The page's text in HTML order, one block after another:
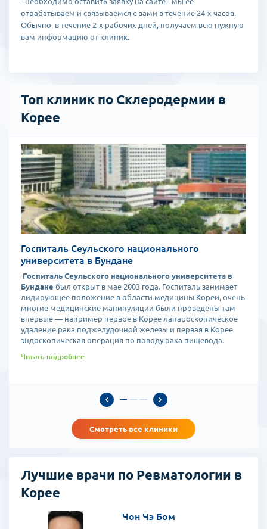
отрабатываем и связываемся с вами в течение 24-х часов.
Обычно, в течение 2-х рабочих дней, получаем всю нужную
вам информацию от клиник.
Топ клиник по Склеродермии в
Корее
Госпиталь Сеульского национального
университета в Бундане
Госпиталь Сеульского национального университета в
Бундане был открыт в мае 2003 года. Госпиталь занимает
лидирующее положение в области медицины Кореи, очень
многие медицинские манипуляции были проведены там
впервые — например первое в Корее лапароскопическое
удаление рака поджелудочной железы и первая в Корее
эндоскопическая операция по поводу рака пищевода.
Читать подробнее
Смотреть все клиники
Лучшие врачи по Ревматологии в
Корее
Чон Чэ Бом